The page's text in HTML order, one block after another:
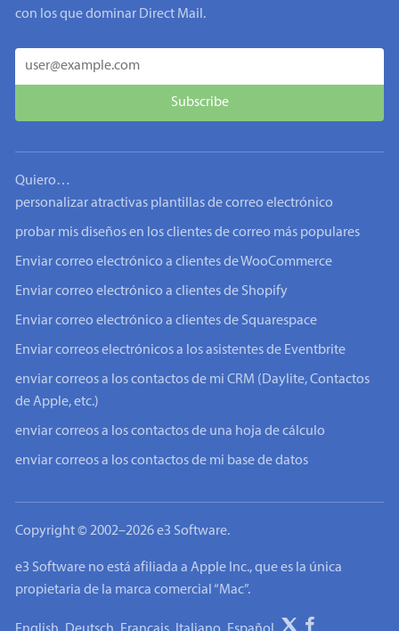
con los que dominar Direct Mail.
Quiero…
personalizar atractivas plantillas de correo electrónico
probar mis diseños en los clientes de correo más populares
Enviar correo electrónico a clientes de WooCommerce
Enviar correo electrónico a clientes de Shopify
Enviar correo electrónico a clientes de Squarespace
Enviar correos electrónicos a los asistentes de Eventbrite
enviar correos a los contactos de mi CRM (Daylite, Contactos
de Apple, etc.)
enviar correos a los contactos de una hoja de cálculo
enviar correos a los contactos de mi base de datos
Copyright © 2002–2026 e3 Software.
e3 Software no está afiliada a Apple Inc., que es la única
propietaria de la marca comercial “Mac”.